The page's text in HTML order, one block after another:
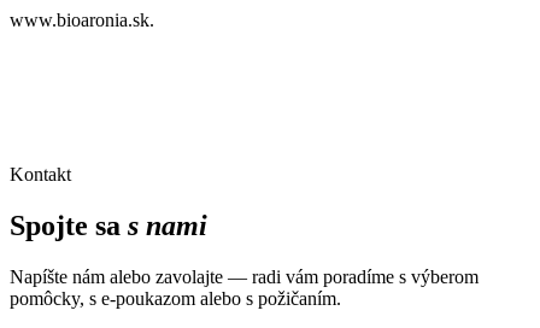
www.bioaronia.sk.
Kontakt
Spojte sa s nami
Napíšte nám alebo zavolajte — radi vám poradíme s výberom
pomôcky, s e-poukazom alebo s požičaním.